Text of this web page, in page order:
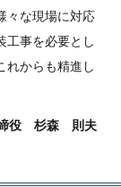
々な現場に対応
工事を必要とし
れからも精進し
役 杉森 則夫